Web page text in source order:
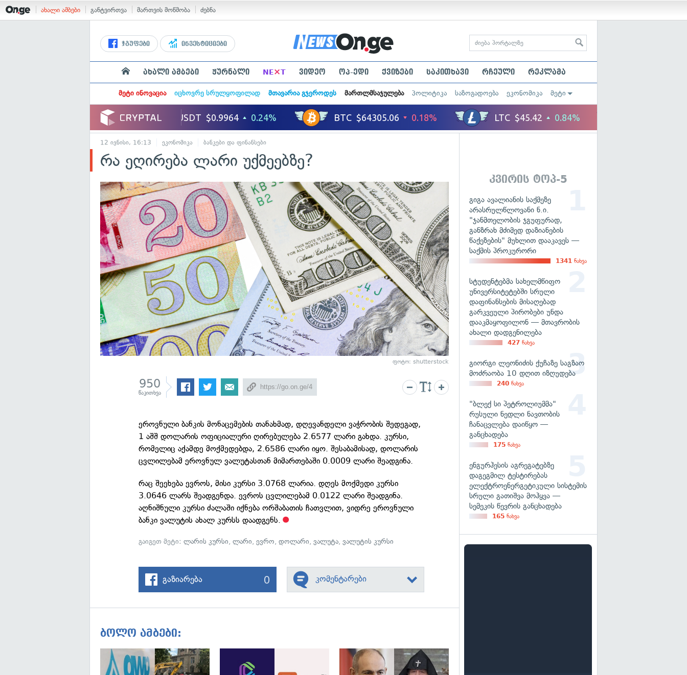
ახალი ამბები განტვირთვა მართვის მოწმობა ძებნა
ჯგუფები ინვესტიციები
ახალი ამბები ჟურნალი NE×T ვიდეო ოპ-ედი ქვიზები საკითხავი რჩეული რეკლამა
მეტი ინოვაცია იცხოვრე სრულყოფილად მთავარია გჯეროდეს მართლმსაჯულება პოლიტიკა საზოგადოება ეკონომიკა მეტი
12 ივნისი, 16:13 ეკონომიკა ბანკები და ფინანსები
რა ეღირება ლარი უქმეებზე?
ფოტო: shutterstock
950
წაკითხვა
ეროვნული ბანკის მონაცემების თანახმად, დღევანდელი ვაჭრობის შედეგად,
1 აშშ დოლარის ოფიციალური ღირებულება 2.6577 ლარი გახდა. კურსი,
რომელიც აქამდე მოქმედებდა, 2.6586 ლარი იყო. შესაბამისად, დოლარის
ცვლილებამ ეროვნულ ვალუტასთან მიმართებაში 0.0009 ლარი შეადგინა.
რაც შეეხება ევროს, მისი კურსი 3.0768 ლარია. დღეს მოქმედი კურსი
3.0646 ლარს შეადგენდა. ევროს ცვლილებამ 0.0122 ლარი შეადგინა.
აღნიშნული კურსი ძალაში იქნება ორშაბათის ჩათვლით, ვიდრე ეროვნული
ბანკი ვალუტის ახალ კურსს დაადგენს.
გაიგეთ მეტი:ლარის კურსი,ლარი,ევრო,დოლარი,ვალუტა,ვალუტის კურსი
გაზიარება 0 კომენტარები
ბოლო ამბები:
გადახედვა
კვირის ტოპ-5
გიგა ავალიანის საქმეზე
არასრულწლოვანი ნ.ი.
"ჯანმთელობის ჯგუფურად,
განზრახ მძიმედ დაზიანების
წაქეზების" მუხლით დააკავეს —
საქმის პროკურორი
1341 ნახვა
სტუდენტებმა სახელმწიფო
უნივერსიტეტებში სრული
დაფინანსების მისაღებად
გარკვეული პირობები უნდა
დააკმაყოფილონ — მთავრობის
ახალი დადგენილება
427 ნახვა
გიორგი ლეონიძის ქუჩაზე საგზაო
მოძრაობა 10 დღით იზღუდება
240 ნახვა
"ბლექ სი პეტროლიუმმა"
რუსული ნედლი ნავთობის
ჩანაცვლება დაიწყო —
განცხადება
175 ნახვა
ენგურჰესის აგრეგატებზე
დაგეგმილ ტესტირებას
ელექტროენერგეტიკული სისტემის
სრული გათიშვა მოჰყვა —
სემეკის წევრის განცხადება
165 ნახვა